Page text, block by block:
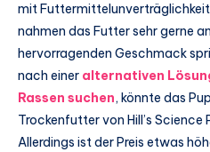
mit
nahmen das Futter sehr gerne
hervorragenden Geschmack
nach einer alternativen
Rassen suchen, könnte das
Trockenfutter von Hill’s Science
Allerdings ist der Preis etwas